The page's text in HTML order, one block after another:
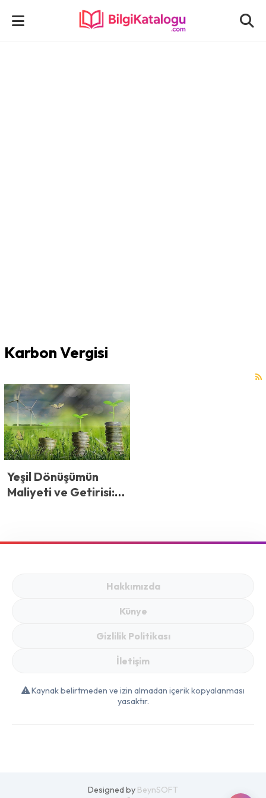
Karbon Vergisi
Yeşil Dönüşümün
Maliyeti ve Getirisi:
Ekonomisi Nasıl
Hakkımızda
Künye
Gizlilik Politikası
İletişim
Kaynak belirtmeden ve izin almadan içerik kopyalanması
yasaktır.
Designed by BeynSOFT